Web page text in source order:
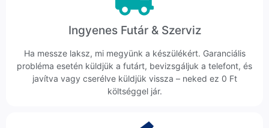
Ingyenes Futár & Szerviz
Ha messze laksz, mi megyünk a készülékért. Garanciális
probléma esetén küldjük a futárt, bevizsgáljuk a telefont, és
javítva vagy cserélve küldjük vissza – neked ez 0 Ft
költséggel jár.